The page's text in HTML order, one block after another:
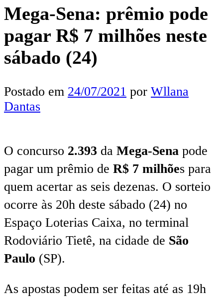
Mega-Sena: prêmio pode
pagar R$ 7 milhões neste
sábado (24)
Postado em 24/07/2021 por Wllana
Dantas
O concurso 2.393 da Mega-Sena pode
pagar um prêmio de R$ 7 milhões para
quem acertar as seis dezenas. O sorteio
ocorre às 20h deste sábado (24) no
Espaço Loterias Caixa, no terminal
Rodoviário Tietê, na cidade de São
Paulo (SP).
As apostas podem ser feitas até as 19h